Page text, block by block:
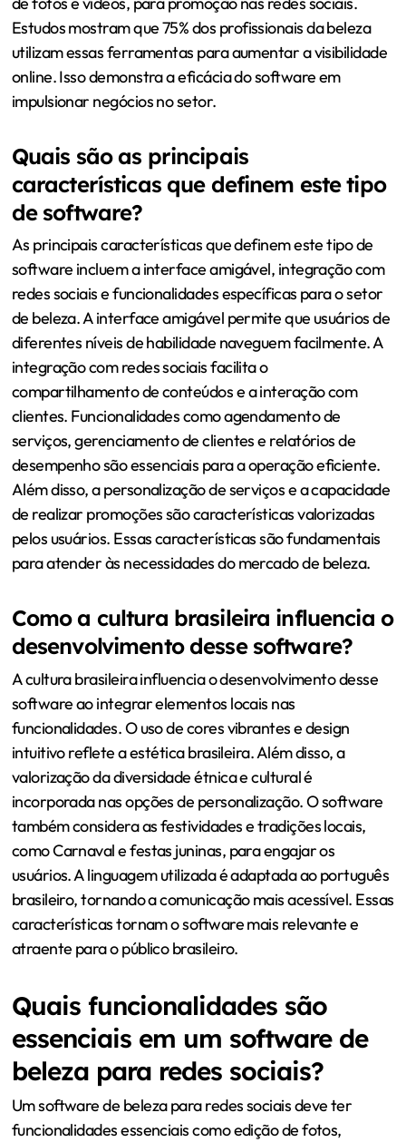
Estudos mostram que 75% dos profissionais da beleza
utilizam essas ferramentas para aumentar a visibilidade
online. Isso demonstra a eficácia do software em
impulsionar negócios no setor.
Quais são as principais
características que definem este tipo
de software?
As principais características que definem este tipo de
software incluem a interface amigável, integração com
redes sociais e funcionalidades específicas para o setor
de beleza. A interface amigável permite que usuários de
diferentes níveis de habilidade naveguem facilmente. A
integração com redes sociais facilita o
compartilhamento de conteúdos e a interação com
clientes. Funcionalidades como agendamento de
serviços, gerenciamento de clientes e relatórios de
desempenho são essenciais para a operação eficiente.
Além disso, a personalização de serviços e a capacidade
de realizar promoções são características valorizadas
pelos usuários. Essas características são fundamentais
para atender às necessidades do mercado de beleza.
Como a cultura brasileira influencia o
desenvolvimento desse software?
A cultura brasileira influencia o desenvolvimento desse
software ao integrar elementos locais nas
funcionalidades. O uso de cores vibrantes e design
intuitivo reflete a estética brasileira. Além disso, a
valorização da diversidade étnica e cultural é
incorporada nas opções de personalização. O software
também considera as festividades e tradições locais,
como Carnaval e festas juninas, para engajar os
usuários. A linguagem utilizada é adaptada ao português
brasileiro, tornando a comunicação mais acessível. Essas
características tornam o software mais relevante e
atraente para o público brasileiro.
Quais funcionalidades são
essenciais em um software de
beleza para redes sociais?
Um software de beleza para redes sociais deve ter
funcionalidades essenciais como edição de fotos,